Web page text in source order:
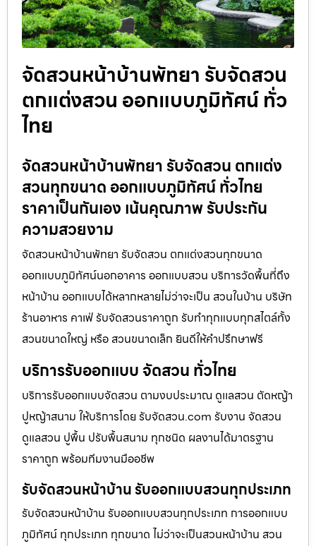
จัดสวนหน้าบ้านพัทยา รับจัดสวน
ตกแต่งสวน ออกแบบภูมิทัศน์ ทั่ว
ไทย
จัดสวนหน้าบ้านพัทยา รับจัดสวน ตกแต่ง
สวนทุกขนาด ออกแบบภูมิทัศน์ ทั่วไทย
ราคาเป็นกันเอง เน้นคุณภาพ รับประกัน
ความสวยงาม
จัดสวนหน้าบ้านพัทยา รับจัดสวน ตกแต่งสวนทุกขนาด
ออกแบบภูมิทัศน์นอกอาคาร ออกแบบสวน บริการวัดพื้นที่ถึง
หน้าบ้าน ออกแบบได้หลากหลายไม่ว่าจะเป็น สวนในบ้าน บริษัท
ร้านอาหาร คาเฟ่ รับจัดสวนราคาถูก รับทำทุกแบบทุกสไตล์ทั้ง
สวนขนาดใหญ่ หรือ สวนขนาดเล็ก ยินดีให้คำปรึกษาฟรี
บริการรับออกแบบ จัดสวน ทั่วไทย
บริการรับออกแบบจัดสวน ตามงบประมาณ ดูเเลสวน ตัดหญ้า
ปูหญ้าสนาม ให้บริการโดย รับจัดสวน.com รับงาน จัดสวน
ดูแลสวน ปูพื้น ปรับพื้นสนาม ทุกชนิด ผลงานได้มาตรฐาน
ราคาถูก พร้อมทีมงานมืออชีพ
รับจัดสวนหน้าบ้าน รับออกแบบสวนทุกประเภท
รับจัดสวนหน้าบ้าน รับออกแบบสวนทุกประเภท การออกแบบ
ภูมิทัศน์ ทุกประเภท ทุกขนาด ไม่ว่าจะเป็นสวนหน้าบ้าน สวน